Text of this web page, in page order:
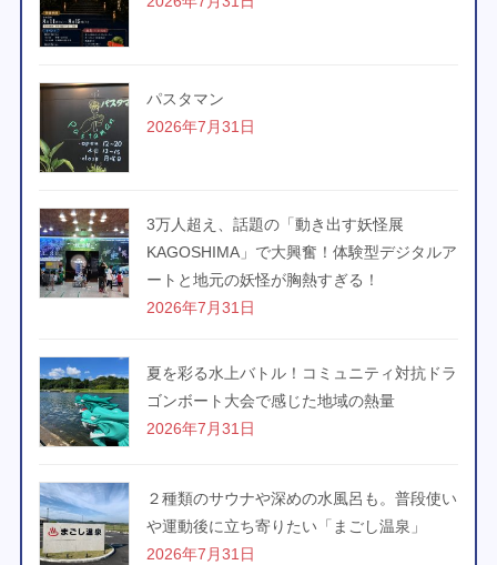
パスタマン
2026年7月31日
3万人超え、話題の「動き出す妖怪展
KAGOSHIMA」で大興奮！体験型デジタルア
ートと地元の妖怪が胸熱すぎる！
2026年7月31日
夏を彩る水上バトル！コミュニティ対抗ドラ
ゴンボート大会で感じた地域の熱量
2026年7月31日
２種類のサウナや深めの水風呂も。普段使い
や運動後に立ち寄りたい「まごし温泉」
2026年7月31日